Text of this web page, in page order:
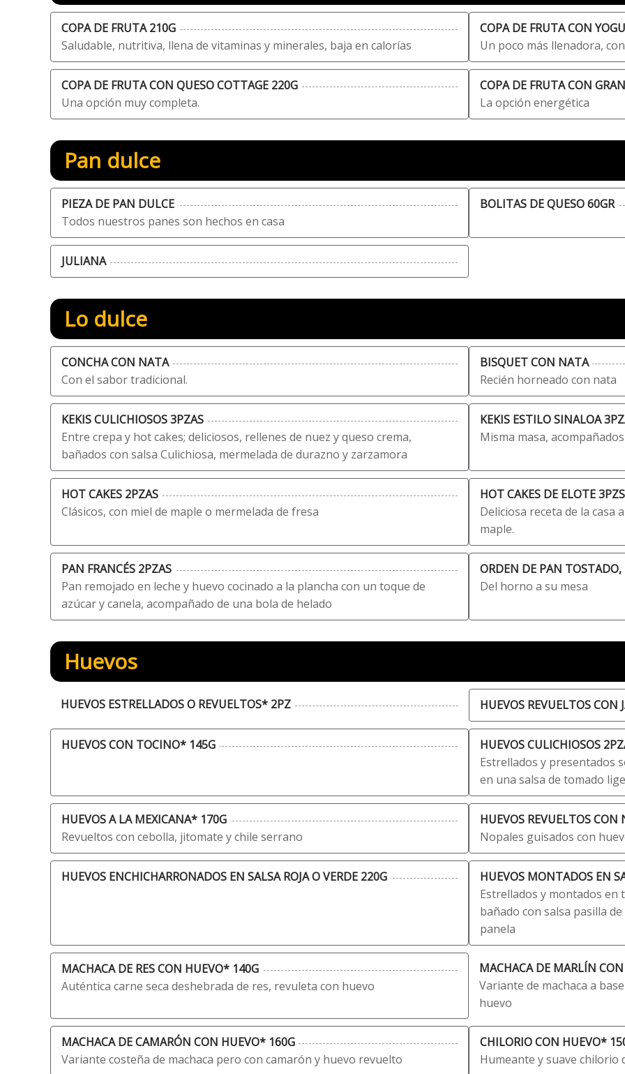
COPA DE FRUTA 210G
Saludable, nutritiva, llena de vitaminas y minerales, baja en calorías
COPA DE FRUTA CON
Un poco más llenadora,
COPA DE FRUTA CON QUESO COTTAGE 220G
Una opción muy completa.
COPA DE FRUTA CON
La opción energética
Pan dulce
PIEZA DE PAN DULCE
Todos nuestros panes son hechos en casa
BOLITAS DE QUESO 60GR
JULIANA
Lo dulce
CONCHA CON NATA
Con el sabor tradicional.
BISQUET CON NATA
Recién horneado con nata
KEKIS CULICHIOSOS 3PZAS
Entre crepa y hot cakes; deliciosos, rellenes de nuez y queso crema,
bañados con salsa Culichiosa, mermelada de durazno y zarzamora
KEKIS ESTILO SINALOA
Misma masa,
HOT CAKES 2PZAS
Clásicos, con miel de maple o mermelada de fresa
HOT CAKES DE ELOTE 3PZS
Deliciosa receta de la casa
maple.
PAN FRANCÉS 2PZAS
Pan remojado en leche y huevo cocinado a la plancha con un toque de
azúcar y canela, acompañado de una bola de helado
ORDEN DE PAN
Del horno a su mesa
Huevos
HUEVOS ESTRELLADOS O REVUELTOS* 2PZ HUEVOS REVUELTOS
HUEVOS CON TOCINO* 145G
HUEVOS CULICHIOSOS
Estrellados y presentados
en una salsa de tomado
HUEVOS A LA MEXICANA* 170G
Revueltos con cebolla, jitomate y chile serrano
HUEVOS REVUELTOS
Nopales guisados con
HUEVOS ENCHICHARRONADOS EN SALSA ROJA O VERDE 220G
HUEVOS MONTADOS EN
Estrellados y montados
bañado con salsa pasilla
panela
MACHACA DE RES CON HUEVO* 140G
Auténtica carne seca deshebrada de res, revuleta con huevo
MACHACA DE MARLÍN
Variante de machaca a
huevo
MACHACA DE CAMARÓN CON HUEVO* 160G
Variante costeña de machaca pero con camarón y huevo revuelto
CHILORIO CON HUEVO*
Humeante y suave chilorio